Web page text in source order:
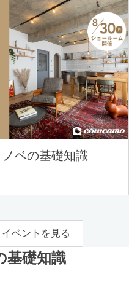
ベの基礎知識
ベントを見る
基礎知識